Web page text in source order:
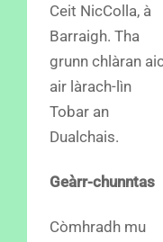
Ceit NicColla, à
Barraigh. Tha
grunn chlàran
air làrach-lìn
Tobar an
Dualchais.
Geàrr-chunntas
Còmhradh mu